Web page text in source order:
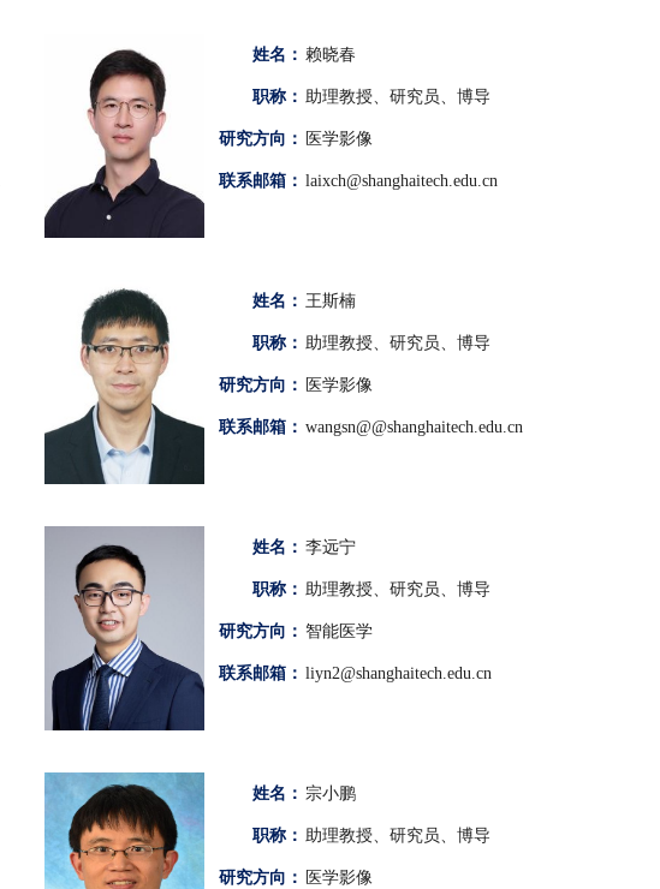
姓名： 赖晓春
职称： 助理教授、研究员、博导
研究方向： 医学影像
联系邮箱： laixch@shanghaitech.edu.cn
姓名： 王斯楠
职称： 助理教授、研究员、博导
研究方向： 医学影像
联系邮箱： wangsn@@shanghaitech.edu.cn
姓名： 李远宁
职称： 助理教授、研究员、博导
研究方向： 智能医学
联系邮箱： liyn2@shanghaitech.edu.cn
姓名： 宗小鹏
职称： 助理教授、研究员、博导
研究方向： 医学影像